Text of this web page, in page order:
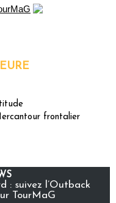
frontalier
: suivez l’Outback
TourMaG